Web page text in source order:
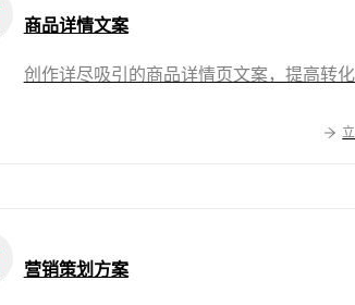
商品详情文案
创作详尽吸引的商品详情页文案，提高转
营销策划方案